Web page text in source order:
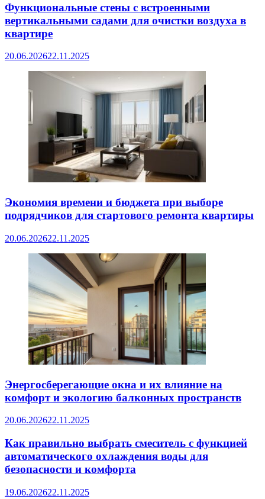
Функциональные стены с встроенными
вертикальными садами для очистки воздуха в
квартире
20.06.202622.11.2025
Экономия времени и бюджета при выборе
подрядчиков для стартового ремонта квартиры
20.06.202622.11.2025
Энергосберегающие окна и их влияние на
комфорт и экологию балконных пространств
20.06.202622.11.2025
Как правильно выбрать смеситель с функцией
автоматического охлаждения воды для
безопасности и комфорта
19.06.202622.11.2025